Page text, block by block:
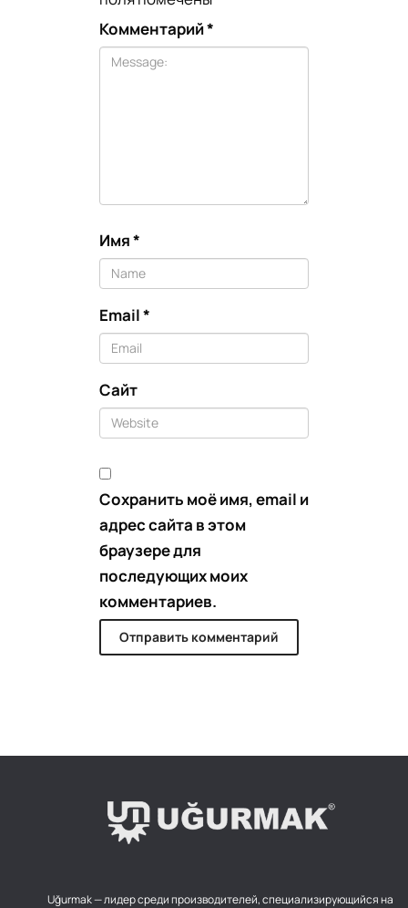
Комментарий*
Имя*
Email*
Сайт
Сохранить моё имя, email и
адрес сайта в этом
браузере для
последующих моих
комментариев.
Uğurmak — лидер среди производителей, специализирующийся на